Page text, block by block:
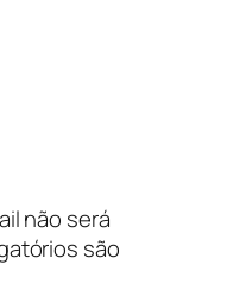
não será
são